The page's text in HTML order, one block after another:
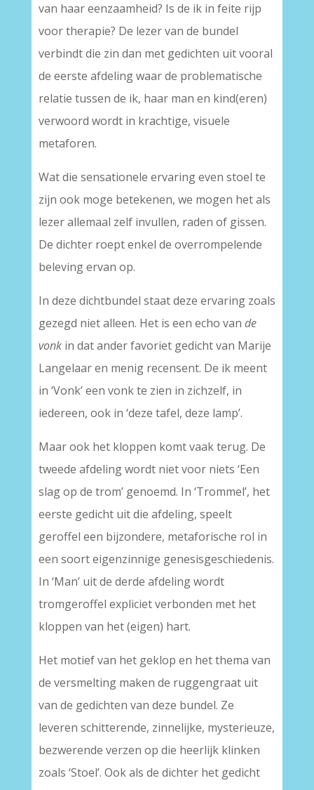
van haar eenzaamheid? Is de ik in feite rijp
voor therapie? De lezer van de bundel
verbindt die zin dan met gedichten uit vooral
de eerste afdeling waar de problematische
relatie tussen de ik, haar man en kind(eren)
verwoord wordt in krachtige, visuele
metaforen.
Wat die sensationele ervaring even stoel te
zijn ook moge betekenen, we mogen het als
lezer allemaal zelf invullen, raden of gissen.
De dichter roept enkel de overrompelende
beleving ervan op.
In deze dichtbundel staat deze ervaring zoals
gezegd niet alleen. Het is een echo van de
vonkin dat ander favoriet gedicht van Marije
Langelaar en menig recensent. De ik meent
in ‘Vonk’ een vonk te zien in zichzelf, in
iedereen, ook in ‘deze tafel, deze lamp’.
Maar ook het kloppen komt vaak terug. De
tweede afdeling wordt niet voor niets ‘Een
slag op de trom’ genoemd. In ‘Trommel’, het
eerste gedicht uit die afdeling, speelt
geroffel een bijzondere, metaforische rol in
een soort eigenzinnige genesisgeschiedenis.
In ‘Man’ uit de derde afdeling wordt
tromgeroffel expliciet verbonden met het
kloppen van het (eigen) hart.
Het motief van het geklop en het thema van
de versmelting maken de ruggengraat uit
van de gedichten van deze bundel. Ze
leveren schitterende, zinnelijke, mysterieuze,
bezwerende verzen op die heerlijk klinken
zoals ‘Stoel’. Ook als de dichter het gedicht